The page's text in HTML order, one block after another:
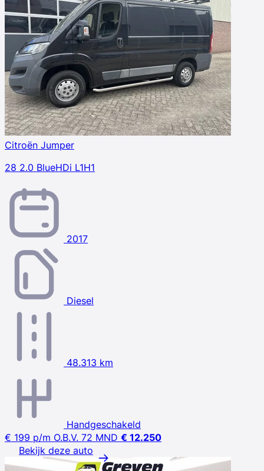
Citroën Jumper
28 2.0 BlueHDi L1H1
2017
Diesel
48.313 km
Handgeschakeld
€ 199 p/m O.B.V. 72 MND € 12.250
Bekijk deze auto